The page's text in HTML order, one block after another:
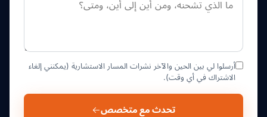
أرسلوا لي بين الحين والآخر نشرات المسار الاستشارية (يمكنني إلغاء
الاشتراك في أي وقت).
تحدث مع متخصص